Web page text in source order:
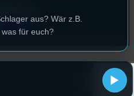
!
aus? Wär z.B.
für euch?
abzufucken